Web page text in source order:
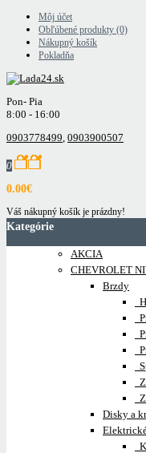
Môj účet
Obľúbené produkty (0)
Nákupný košík
Pokladňa
Pon- Pia
8:00 - 16:00
0903778499, 0903900507
0
0.00€
Váš nákupný košík je prázdny!
Kategórie
AKCIA
CHEVROLET
Brzdy
Disky a